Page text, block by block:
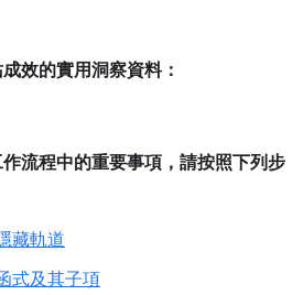
效的實用洞察資料：
流程中的重要事項，請按照下列步
藏軌道
式及其子項